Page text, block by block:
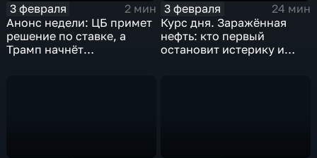
3 февраля
2 мин
Анонс недели: ЦБ примет
решение по ставке, а
Трамп начнёт
3 февраля
24 мин
Курс дня. Заражённая
нефть: кто первый
остановит истерику и